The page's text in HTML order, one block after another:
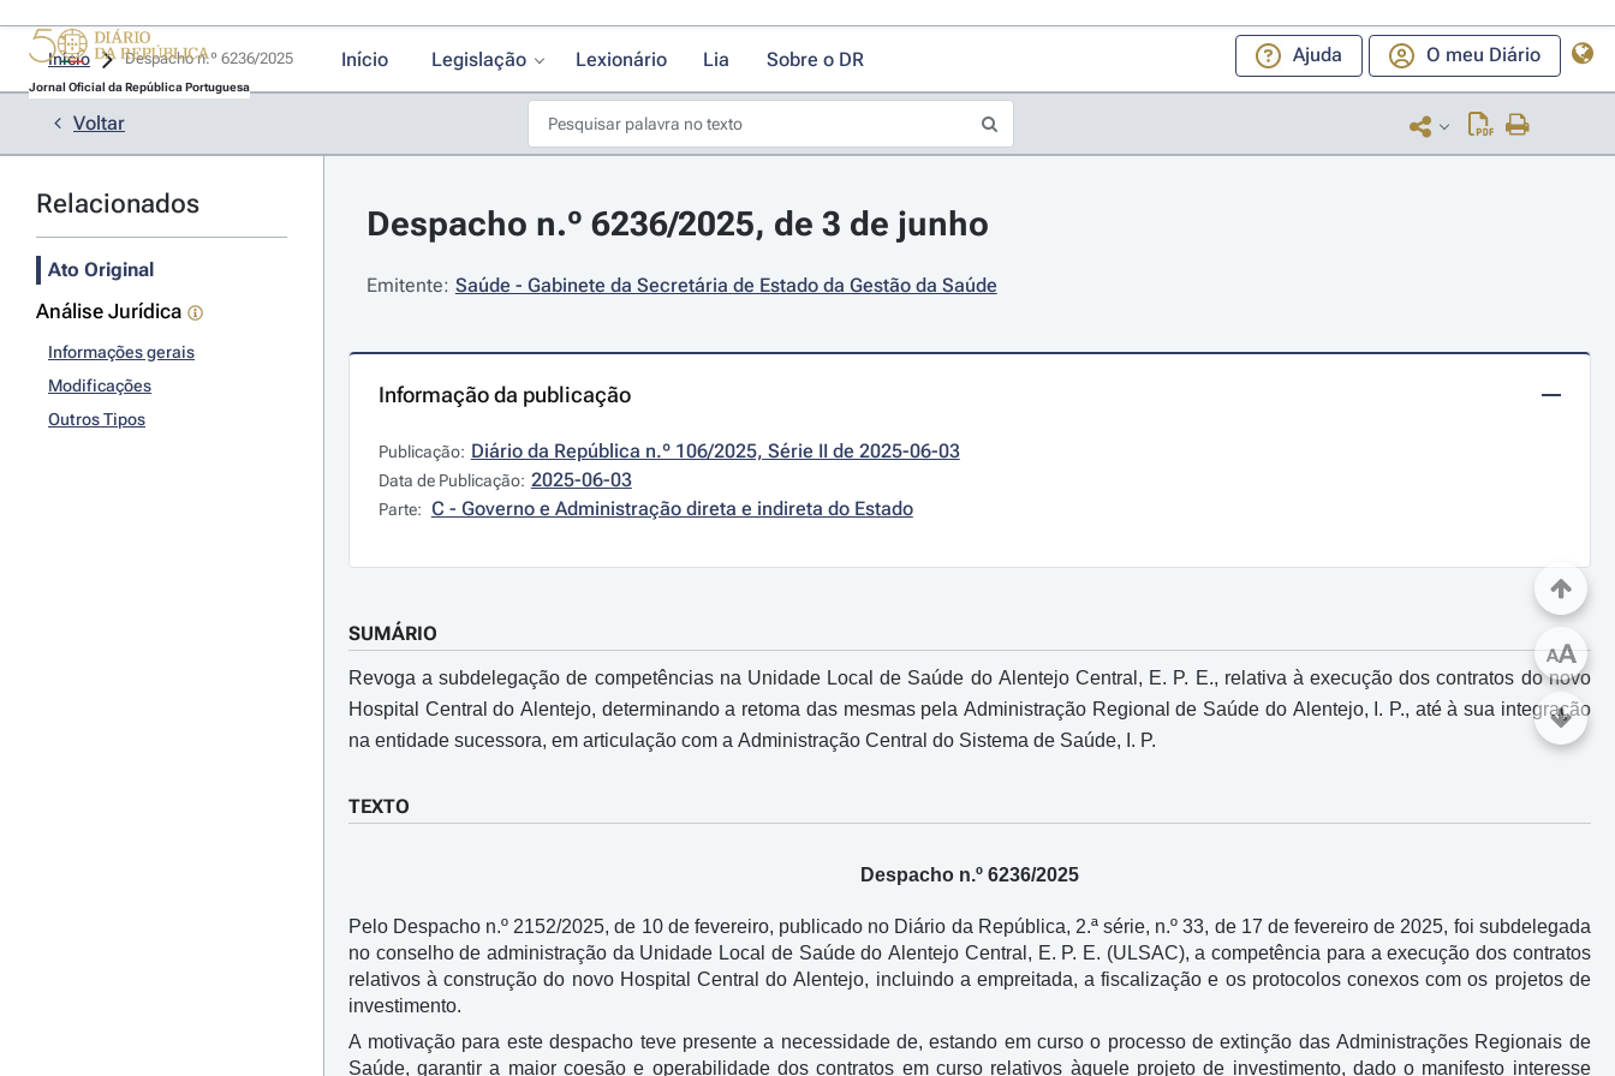
Jornal Oficial da República Portuguesa
Início Legislação Lexionário Lia Sobre o DR Ajuda O meu Diário
Início
Voltar
Relacionados
Ato Original
Análise Jurídica
Informações gerais
Modificações
Outros Tipos
Despacho n.º 6236/2025, de 3 de junho
Emitente: Saúde - Gabinete da Secretária de Estado da Gestão da Saúde
Informação da publicação
Publicação: Diário da República n.º 106/2025, Série II de 2025-06-03
Data de Publicação: 2025-06-03
Parte: C - Governo e Administração direta e indireta do Estado
SUMÁRIO
Revoga a subdelegação de competências na Unidade Local de Saúde do Alentejo Central, E. P. E., relativa à execução dos contratos do novo
Hospital Central do Alentejo, determinando a retoma das mesmas pela Administração Regional de Saúde do Alentejo, I. P., até à sua integração
na entidade sucessora, em articulação com a Administração Central do Sistema de Saúde, I. P.
TEXTO
Despacho n.º 6236/2025
Pelo Despacho n.º 2152/2025, de 10 de fevereiro, publicado no Diário da República, 2.ª série, n.º 33, de 17 de fevereiro de 2025, foi subdelegada
no conselho de administração da Unidade Local de Saúde do Alentejo Central, E. P. E. (ULSAC), a competência para a execução dos contratos
relativos à construção do novo Hospital Central do Alentejo, incluindo a empreitada, a fiscalização e os protocolos conexos com os projetos de
investimento.
A motivação para este despacho teve presente a necessidade de, estando em curso o processo de extinção das Administrações Regionais de
Saúde, garantir a maior coesão e operabilidade dos contratos em curso relativos àquele projeto de investimento, dado o manifesto interesse
AA